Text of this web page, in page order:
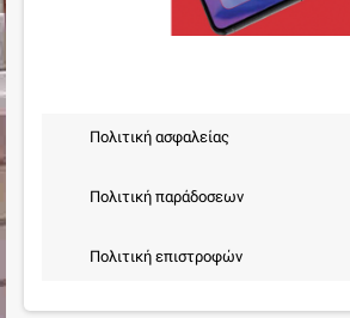
Πολιτική ασφαλείας
Πολιτική παράδοσεων
Πολιτική επιστροφών